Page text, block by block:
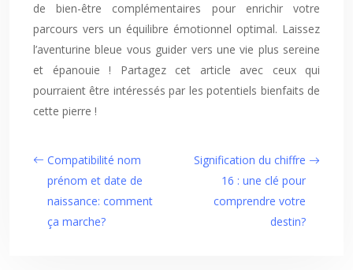
de bien-être complémentaires pour enrichir votre
parcours vers un équilibre émotionnel optimal. Laissez
l’aventurine bleue vous guider vers une vie plus sereine
et épanouie ! Partagez cet article avec ceux qui
pourraient être intéressés par les potentiels bienfaits de
cette pierre !
Compatibilité nom
prénom et date de
naissance: comment
ça marche?
Signification du chiffre
16 : une clé pour
comprendre votre
destin?